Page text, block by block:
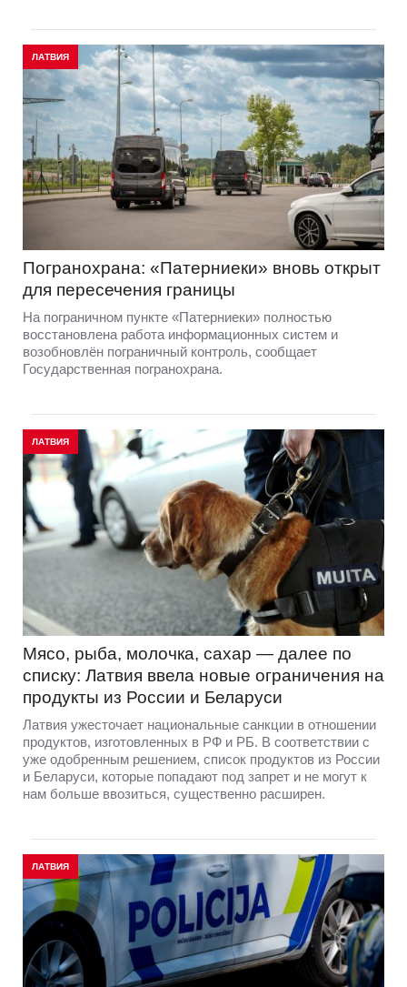
ЛАТВИЯ
Погранохрана: «Патерниеки» вновь открыт
для пересечения границы
На пограничном пункте «Патерниеки» полностью
восстановлена работа информационных систем и
возобновлён пограничный контроль, сообщает
Государственная погранохрана.
ЛАТВИЯ
Мясо, рыба, молочка, сахар — далее по
списку: Латвия ввела новые ограничения на
продукты из России и Беларуси
Латвия ужесточает национальные санкции в отношении
продуктов, изготовленных в РФ и РБ. В соответствии с
уже одобренным решением, список продуктов из России
и Беларуси, которые попадают под запрет и не могут к
нам больше ввозиться, существенно расширен.
ЛАТВИЯ